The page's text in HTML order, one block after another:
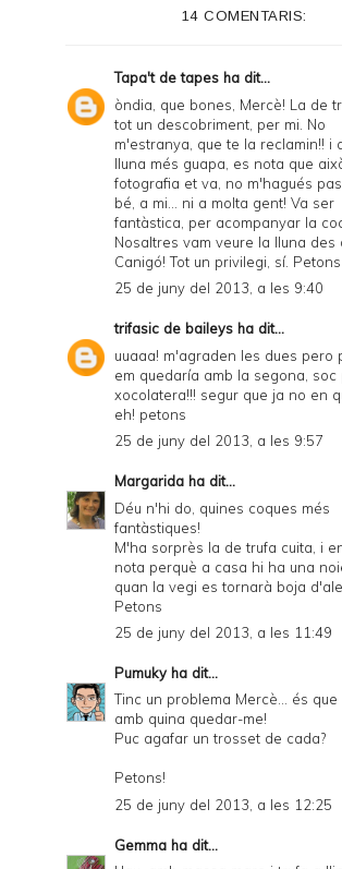
i
e
n
d
l
y
a
n
d
P
F
14 COMENTARIS:
Tapa't de tapes ha dit...
òndia, que bones, Mercè! La de
tot un descobriment, per mi. No
m'estranya, que te la reclamin!! i
lluna més guapa, es nota que
fotografia et va, no m'hagués
bé, a mi... ni a molta gent! Va ser
fantàstica, per acompanyar la
Nosaltres vam veure la lluna des
Canigó! Tot un privilegi, sí. Petons
25 de juny del 2013, a les 9:40
trifasic de baileys ha dit...
uuaaa! m'agraden les dues pero
em quedaría amb la segona, soc
xocolatera!!! segur que ja no en
eh! petons
25 de juny del 2013, a les 9:57
Margarida ha dit...
Déu n'hi do, quines coques més
fantàstiques!
M'ha sorprès la de trufa cuita, i
nota perquè a casa hi ha una
quan la vegi es tornarà boja
Petons
25 de juny del 2013, a les 11:49
Pumukyha dit...
Tinc un problema Mercè... és que
amb quina quedar-me!
Puc agafar un trosset de cada?
Petons!
25 de juny del 2013, a les 12:25
Gemma ha dit...